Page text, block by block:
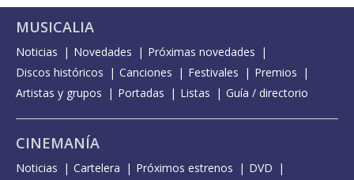
MUSICALIA
Noticias Novedades
Próximas novedades
Discos históricos
Canciones Festivales
Premios
Artistas y grupos
Portadas Listas Guía / directorio
CINEMANÍA
Noticias Cartelera Próximos estrenos
DVD